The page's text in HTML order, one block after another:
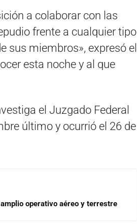
a colaborar con las
frente a cualquier tipo
sus miembros», expresó el
esta noche y al que
el Juzgado Federal
último y ocurrió el 26 de
operativo aéreo y terrestre